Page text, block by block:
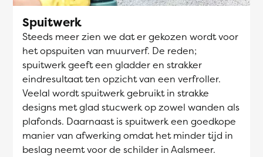
Spuitwerk
Steeds meer zien we dat er gekozen wordt voor
het opspuiten van muurverf. De reden;
spuitwerk geeft een gladder en strakker
eindresultaat ten opzicht van een verfroller.
Veelal wordt spuitwerk gebruikt in strakke
designs met glad stucwerk op zowel wanden als
plafonds. Daarnaast is spuitwerk een goedkope
manier van afwerking omdat het minder tijd in
beslag neemt voor de schilder in Aalsmeer.